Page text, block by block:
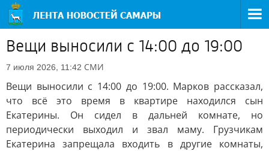
Вещи выносили с 14:00 до 19:00
7 июля 2026, 11:42 СМИ
Вещи выносили с 14:00 до 19:00. Марков рассказал,
что всё это время в квартире находился сын
Екатерины. Он сидел в дальней комнате, но
периодически выходил и звал маму. Грузчикам
Екатерина запрещала входить в другие комнаты,